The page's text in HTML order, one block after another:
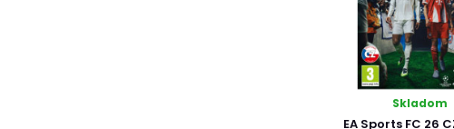
Skladom
EA Sports FC 26